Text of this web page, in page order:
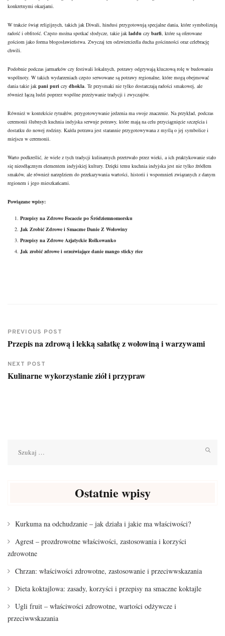
konkretnymi okazjami.
W trakcie świąt religijnych, takich jak Diwali, hindusi przygotowują specjalne dania, które symbolizują
radość i obfitość. Często można spotkać słodycze, takie jak laddu czy barfi, które są oferowane
gościom jako forma błogosławieństwa. Zwyczaj ten odzwierciedla ducha gościnności oraz celebrację
chwili.
Podobnie podczas jarmarków czy festiwali lokalnych, potrawy odgrywają kluczową rolę w budowaniu
wspólnoty. W takich wydarzeniach często serwowane są potrawy regionalne, które mogą obejmować
dania takie jak pani puri czy dhokla. Te przysmaki nie tylko dostarczają radości smakowej, ale
również łączą ludzi poprzez wspólne przeżywanie tradycji i zwyczajów.
Również w kontekście rytuałów, przygotowywanie jedzenia ma swoje znaczenie. Na przykład, podczas
ceremonii ślubnych kuchnia indyjska serwuje potrawy, które mają na celu przyciągnięcie szczęścia i
dostatku do nowej rodziny. Każda potrawa jest starannie przygotowywana z myślą o jej symbolice i
miejscu w ceremonii.
Warto podkreślić, że wiele z tych tradycji kulinarnych przetrwało przez wieki, a ich praktykowanie stało
się nieodłącznym elementem indyjskiej kultury. Dzięki temu kuchnia indyjska jest nie tylko źródłem
smaków, ale również narzędziem do przekazywania wartości, historii i wspomnień związanych z danym
regionem i jego mieszkańcami.
Powiązane wpisy:
Przepisy na Zdrowe Focaccie po Śródziemnomorsku
Jak Zrobić Zdrowe i Smaczne Danie Z Wołowiny
Przepisy na Zdrowe Azjatyckie Rolkowanko
Jak zrobić zdrowe i orzeźwiające danie mango sticky rice
PREVIOUS POST
Przepis na zdrową i lekką sałatkę z wołowiną i warzywami
NEXT POST
Kulinarne wykorzystanie ziół i przypraw
Ostatnie wpisy
Kurkuma na odchudzanie – jak działa i jakie ma właściwości?
Agrest – prozdrowotne właściwości, zastosowania i korzyści
zdrowotne
Chrzan: właściwości zdrowotne, zastosowanie i przeciwwskazania
Dieta koktajlowa: zasady, korzyści i przepisy na smaczne koktajle
Ugli fruit – właściwości zdrowotne, wartości odżywcze i
przeciwwskazania